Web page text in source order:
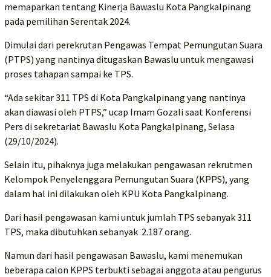
memaparkan tentang Kinerja Bawaslu Kota Pangkalpinang
pada pemilihan Serentak 2024.
Dimulai dari perekrutan Pengawas Tempat Pemungutan Suara
(PTPS) yang nantinya ditugaskan Bawaslu untuk mengawasi
proses tahapan sampai ke TPS.
“Ada sekitar 311 TPS di Kota Pangkalpinang yang nantinya
akan diawasi oleh PTPS,” ucap Imam Gozali saat Konferensi
Pers di sekretariat Bawaslu Kota Pangkalpinang, Selasa
(29/10/2024).
Selain itu, pihaknya juga melakukan pengawasan rekrutmen
Kelompok Penyelenggara Pemungutan Suara (KPPS), yang
dalam hal ini dilakukan oleh KPU Kota Pangkalpinang.
Dari hasil pengawasan kami untuk jumlah TPS sebanyak 311
TPS, maka dibutuhkan sebanyak 2.187 orang.
Namun dari hasil pengawasan Bawaslu, kami menemukan
beberapa calon KPPS terbukti sebagai anggota atau pengurus